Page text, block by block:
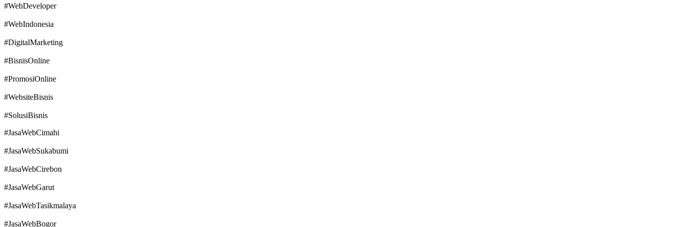
#WebDeveloper
#WebIndonesia
#DigitalMarketing
#BisnisOnline
#PromosiOnline
#WebsiteBisnis
#SolusiBisnis
#JasaWebCimahi
#JasaWebSukabumi
#JasaWebCirebon
#JasaWebGarut
#JasaWebTasikmalaya
#JasaWebBogor